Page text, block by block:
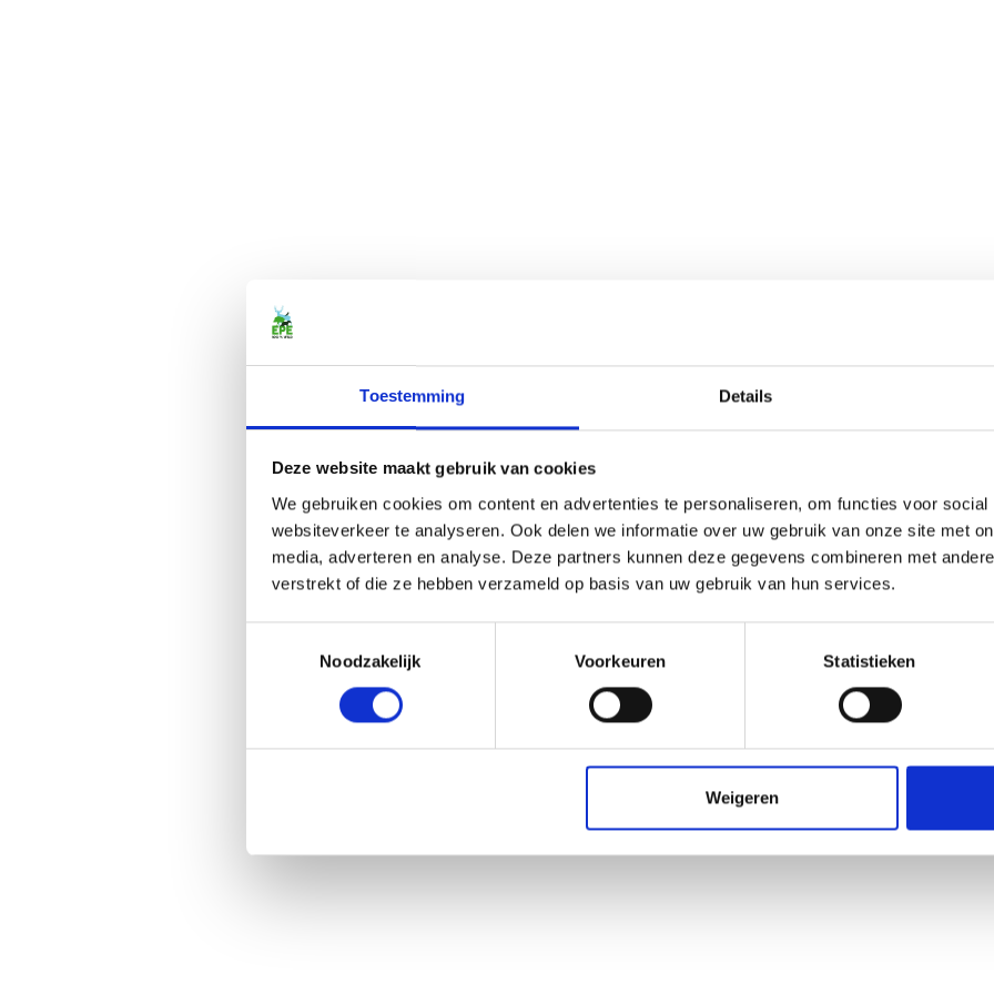
Toestemming Details
Deze website maakt gebruik van cookies
We gebruiken cookies om content en advertenties te personaliseren, om functies voor
websiteverkeer te analyseren. Ook delen we informatie over uw gebruik van onze site met
media, adverteren en analyse. Deze partners kunnen deze gegevens combineren met
verstrekt of die ze hebben verzameld op basis van uw gebruik van hun services.
Noodzakelijk
Voorkeuren Statistieken
Weigeren